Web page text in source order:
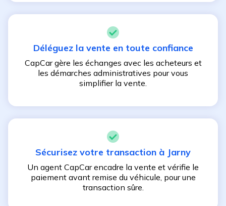
Déléguez la vente en toute confiance
CapCar gère les échanges avec les acheteurs et
les démarches administratives pour vous
simplifier la vente.
Sécurisez votre transaction à Jarny
Un agent CapCar encadre la vente et vérifie le
paiement avant remise du véhicule, pour une
transaction sûre.